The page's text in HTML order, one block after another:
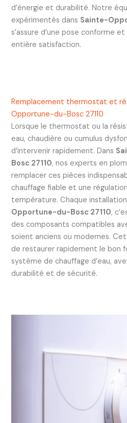
d’énergie et durabilité. Notre
expérimentés dans Sainte-
s’assure d’une pose conforme
entière satisfaction.
Remplacement thermostat et
Opportune-du-Bosc 27110
Lorsque le thermostat ou la
eau, chaudière ou cumulus
d’intervenir rapidement. Dans
Bosc 27110, nos experts en
remplacer ces pièces
chauffage fiable et une
température. Chaque
Opportune-du-Bosc 27110,
des composants compatibles
soient anciens ou modernes.
de restaurer rapidement le bon
système de chauffage d’eau,
durabilité et de sécurité.